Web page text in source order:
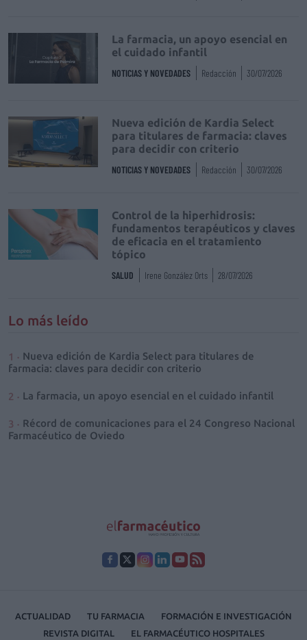
La farmacia, un apoyo esencial en
el cuidado infantil
NOTICIAS Y NOVEDADES Redacción 30/07/2026
Nueva edición de Kardia Select
para titulares de farmacia: claves
para decidir con criterio
NOTICIAS Y NOVEDADES Redacción 30/07/2026
Control de la hiperhidrosis:
fundamentos terapéuticos y claves
de eficacia en el tratamiento
tópico
SALUD Irene González Orts 28/07/2026
Lo más leído
Nueva edición de Kardia Select para titulares de
farmacia: claves para decidir con criterio
La farmacia, un apoyo esencial en el cuidado infantil
Récord de comunicaciones para el 24 Congreso Nacional
Farmacéutico de Oviedo
ACTUALIDAD TU FARMACIA
FORMACIÓN E INVESTIGACIÓN
REVISTA DIGITAL
EL FARMACÉUTICO HOSPITALES